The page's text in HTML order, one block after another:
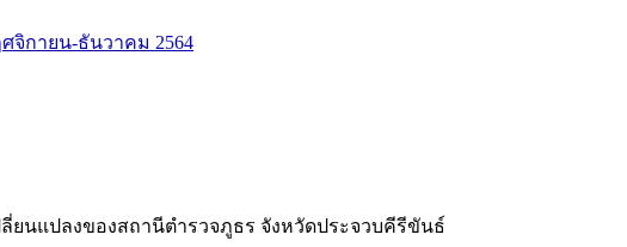
จิกายน-ธันวาคม 2564
ยนแปลงของสถานีตำรวจภูธร จังหวัดประจวบคีรีขันธ์